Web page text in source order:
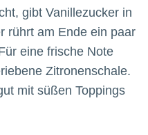
gibt Vanillezucker in
rührt am Ende ein paar
eine frische Note
Zitronenschale.
mit süßen Toppings